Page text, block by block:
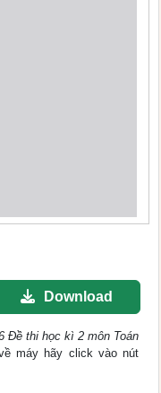
Download
Đề thi học kì 2 môn Toán
máy hãy click vào nút